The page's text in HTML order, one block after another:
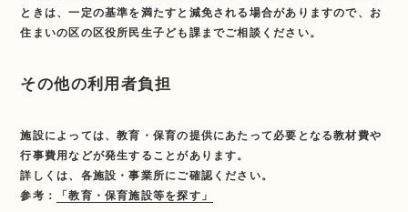
ときは、一定の基準を満たすと減免される場合がありますので、お
住まいの区の区役所民生子ども課までご相談ください。
その他の利用者負担
施設によっては、教育・保育の提供にあたって必要となる教材費や
行事費用などが発生することがあります。
詳しくは、各施設・事業所にご確認ください。
参考：
「教育・保育施設等を探す」